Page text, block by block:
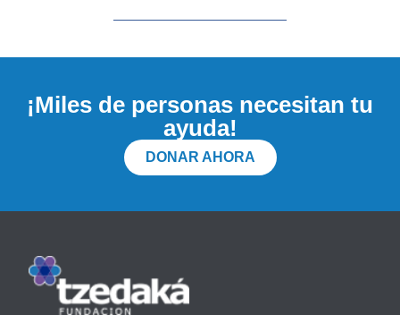
¡Miles de personas necesitan tu
ayuda!
DONAR AHORA